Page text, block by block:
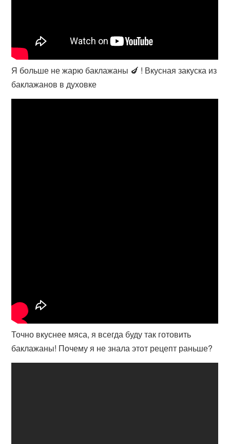
Я больше не жарю баклажаны 🍆 ! Вкусная закуска из
баклажанов в духовке
Точно вкуснее мяса, я всегда буду так готовить
баклажаны! Почему я не знала этот рецепт раньше?